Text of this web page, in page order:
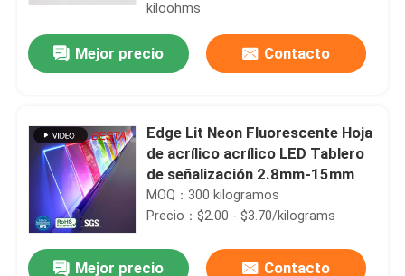
Productos
Los vídeos
kiloohms
Mejor precio Contacto
Edge Lit Neon Fluorescente Hoja
de acrílico acrílico LED Tablero
de señalización 2.8mm-15mm
MOQ：300 kilogramos
Precio：$2.00 - $3.70/kilograms
Mejor precio Contacto